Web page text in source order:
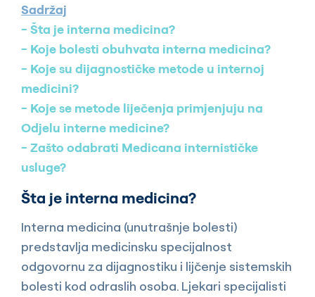
Sadržaj
Šta je interna medicina?
Koje bolesti obuhvata interna medicina?
Koje su dijagnostičke metode u internoj
medicini?
Koje se metode liječenja primjenjuju na
Odjelu interne medicine?
Zašto odabrati Medicana internističke
usluge?
Šta je interna medicina?
Interna medicina (unutrašnje bolesti)
predstavlja medicinsku specijalnost
odgovornu za dijagnostiku i lijčenje sistemskih
bolesti kod odraslih osoba. Ljekari specijalisti